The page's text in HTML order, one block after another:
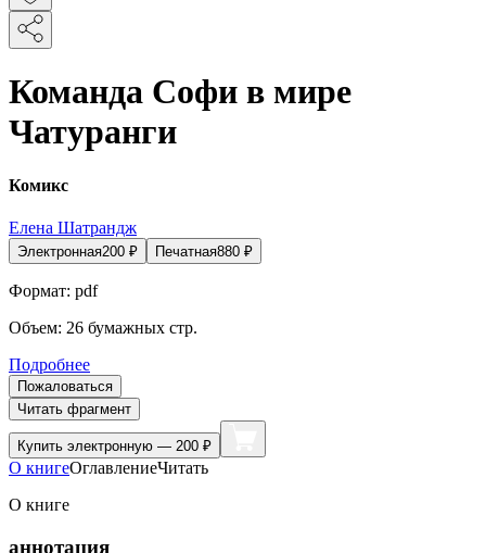
Команда Софи в мире
Чатуранги
Комикс
Елена Шатрандж
Электронная200 ₽ Печатная880 ₽
Формат: pdf
Объем: 26 бумажных стр.
Подробнее
Пожаловаться
Читать фрагмент
Купить электронную — 200 ₽
О книгеОглавлениеЧитать
О книге
аннотация